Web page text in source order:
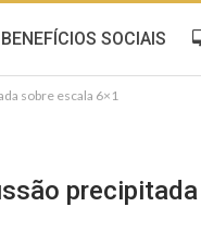
BENEFÍCIOS SOCIAIS
sobre escala 6×1